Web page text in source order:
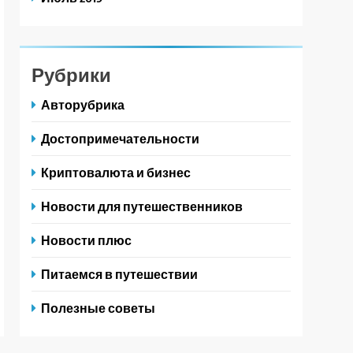
Рубрики
Авторубрика
Достопримечательности
Криптовалюта и бизнес
Новости для путешественников
Новости плюс
Питаемся в путешествии
Полезные советы